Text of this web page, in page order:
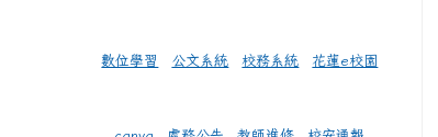
數位學習 公文系統 校務系統 花蓮e校園